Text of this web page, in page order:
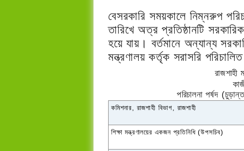
বেসরকারি সময়কালে নিম্নরুপ
তারিখে অত্র প্রতিষ্ঠানটি
হয়ে যায়। বর্তমানে অন্যান্য
মন্ত্রণালয় কর্তৃক সরাসরি
পরিচালনা পর্ষদ
কমিশনার রাজশাহী বিভাগ রাজশাহী
শিক্ষা মন্ত্রণালয়ের একজন প্রতিনিধি (উপসচিব)